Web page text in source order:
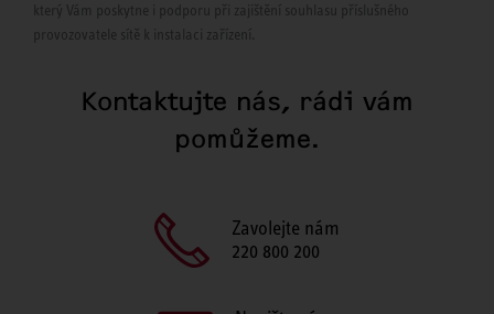
který Vám poskytne i podporu při zajištění souhlasu příslušného
provozovatele sítě k instalaci zařízení.
Kontaktujte nás, rádi vám
pomůžeme.
Zavolejte nám
220 800 200